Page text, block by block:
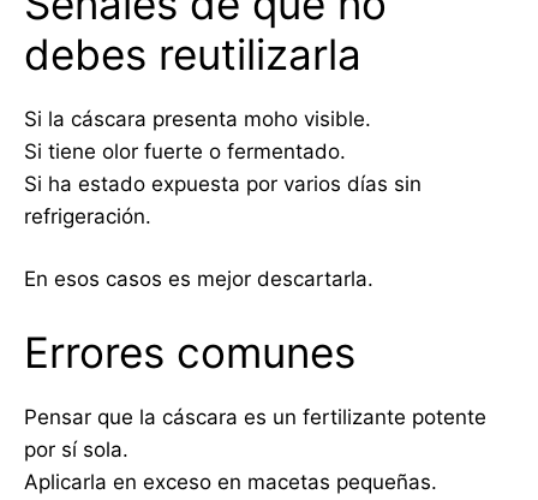
debes reutilizarla
Si la cáscara presenta moho visible.
Si tiene olor fuerte o fermentado.
Si ha estado expuesta por varios días sin
refrigeración.
En esos casos es mejor descartarla.
Errores comunes
Pensar que la cáscara es un fertilizante potente
por sí sola.
Aplicarla en exceso en macetas pequeñas.